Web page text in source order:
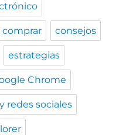
comprar consejos
estrategias
Chrome
redes sociales